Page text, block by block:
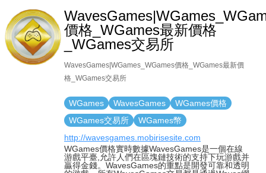
價格_WGames最新價格
_WGames交易所
WavesGames|WGames_WGames價格_WGames最新價
格_WGames交易所
WGames WavesGames
WGames價格
WGames交易所
WGames幣
http://wavesgames.mobirisesite.com
WGames價格實時數據WavesGames是一個在線
游戲平臺,允許人們在區塊鏈技術的支持下玩游戲并
贏得金錢。WavesGames的重點是開發可靠和透明